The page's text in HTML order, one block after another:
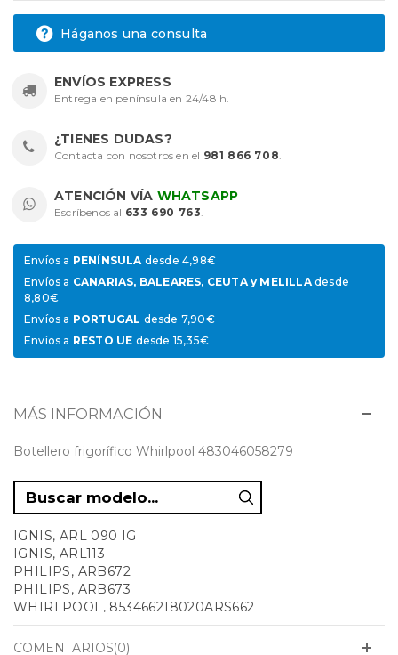
Háganos una consulta
ENVÍOS EXPRESS
Entrega en península en 24/48 h.
¿TIENES DUDAS?
Contacta con nosotros en el 981 866 708.
ATENCIÓN VÍA WHATSAPP
Escríbenos al 633 690 763.
Envíos a PENÍNSULAdesde 4,98€
Envíos a CANARIAS, BALEARES, CEUTA y MELILLAdesde
8,80€
Envíos a PORTUGAL desde 7,90€
Envíos a RESTO UE desde 15,35€
MÁS INFORMACIÓN
Botellero frigorífico Whirlpool 483046058279
IGNIS, ARL 090 IG
IGNIS, ARL113
PHILIPS, ARB672
PHILIPS, ARB673
WHIRLPOOL, 853466218020ARS662
WHIRLPOOL, ARG658PH
WHIRLPOOL, ARG697
COMENTARIOS(0)